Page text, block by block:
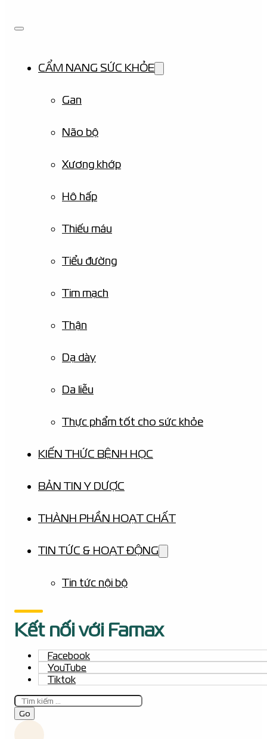
CẨM NANG SỨC KHỎE
Gan
Não bộ
Xương khớp
Hô hấp
Thiếu máu
Tiểu đường
Tim mạch
Thận
Dạ dày
Da liễu
Thực phẩm tốt cho sức khỏe
KIẾN THỨC BỆNH HỌC
BẢN TIN Y DƯỢC
THÀNH PHẦN HOẠT CHẤT
TIN TỨC & HOẠT ĐỘNG
Tin tức nội bộ
Kết nối với Famax
Facebook
YouTube
Tiktok
Tìm
kiếm
Go